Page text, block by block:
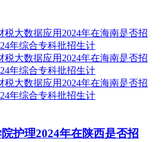
护理2024年在陕西是否招